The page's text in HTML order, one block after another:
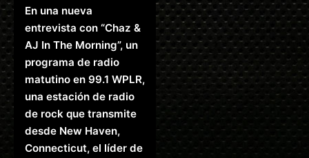
En una nueva
entrevista con “Chaz &
AJ In The Morning”, un
programa de radio
matutino en 99.1 WPLR,
una estación de radio
de rock que transmite
desde New Haven,
Connecticut, el líder de